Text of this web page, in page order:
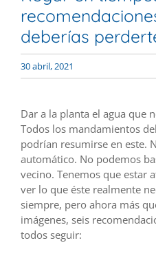
deberías
30 abril, 2021
Dar a la planta el agua que
Todos los mandamientos
podrían resumirse en este.
automático. No podemos
vecino. Tenemos que estar
ver lo que éste realmente
siempre, pero ahora más
imágenes, seis
todos seguir: